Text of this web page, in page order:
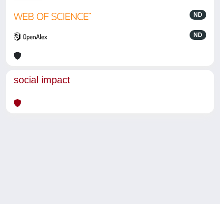
ND
ND
social impact